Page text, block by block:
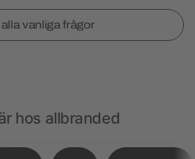
alla vanliga frågor
hos allbranded